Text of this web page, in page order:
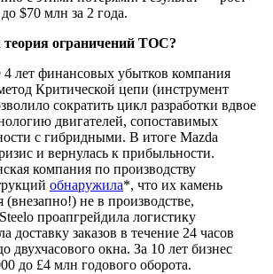
$70 млн за 2 года.
ограничений ТОС?
4 лет финансовых убытков компания
Критической цепи (инструмент
сократить цикл разработки вдвое
двигателей, сопоставимых
с гибридными. В итоге Mazda
и вернулась к прибыльности.
компания по производству
обнаружила*, что их камень
(внезапно!) не в производстве,
проапгрейдила логистику
доставку заказов в течение 24 часов
двухчасового окна. За 10 лет бизнес
до £4 млн годового оборота.